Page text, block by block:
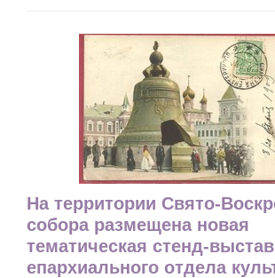
На территории Свято-
собора размещена новая
тематическая стенд-
епархиального отдела